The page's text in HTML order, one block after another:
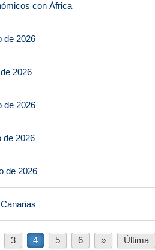
con África
de 2026
2026
de 2026
de 2026
de 2026
3 4 5 6 » Última